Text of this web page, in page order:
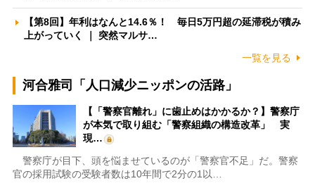
【第8回】年利はなんと14.6％！ 毎日5万円超の延滞税が積み
上がっていく ｜ 突然マルサ…
一覧を見る
河合雅司「人口減少ニッポンの活路」
【「警察官離れ」に歯止めはかかるか？】警察庁
が本気で取り組む「警察組織の構造改革」 実
現…
警察庁が目下、頭を悩ませているのが「警察官不足」だ。警察
官の採用試験の受験者数は10年間で2分の1以…